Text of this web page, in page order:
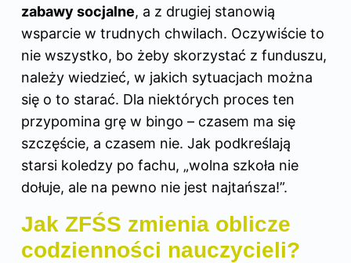
zabawy socjalne, a z drugiej stanowią
wsparcie w trudnych chwilach. Oczywiście to
nie wszystko, bo żeby skorzystać z funduszu,
należy wiedzieć, w jakich sytuacjach można
się o to starać. Dla niektórych proces ten
przypomina grę w bingo – czasem ma się
szczęście, a czasem nie. Jak podkreślają
starsi koledzy po fachu, „wolna szkoła nie
dołuje, ale na pewno nie jest najtańsza!”.
Jak ZFŚS zmienia oblicze
codzienności nauczycieli?